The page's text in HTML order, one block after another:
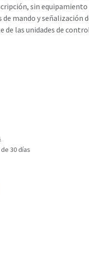
sin equipamiento
mando y señalización
de las unidades de
30 días